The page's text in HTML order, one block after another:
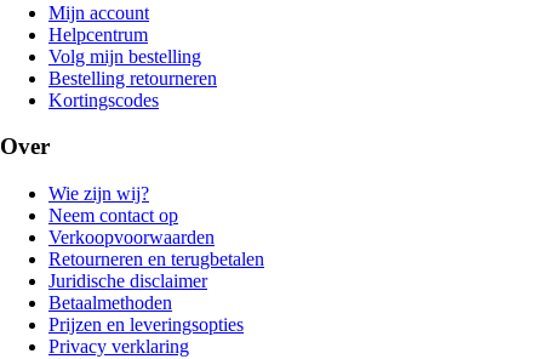
Mijn account
Helpcentrum
Volg mijn bestelling
Bestelling retourneren
Kortingscodes
Over
Wie zijn wij?
Neem contact op
Verkoopvoorwaarden
Retourneren en terugbetalen
Juridische disclaimer
Betaalmethoden
Prijzen en leveringsopties
Privacy verklaring